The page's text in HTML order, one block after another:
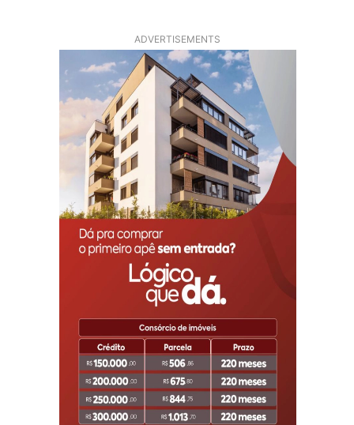
ADVERTISEMENTS